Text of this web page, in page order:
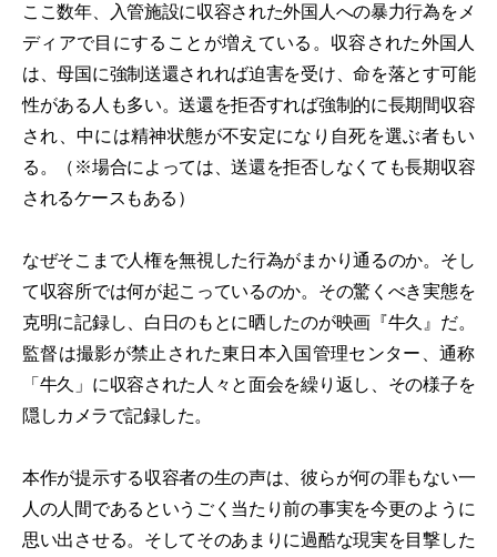
ここ数年、入管施設に収容された外国人への暴力行為をメ
ディアで目にすることが増えている。収容された外国人
は、母国に強制送還されれば迫害を受け、命を落とす可能
性がある人も多い。送還を拒否すれば強制的に長期間収容
され、中には精神状態が不安定になり自死を選ぶ者もい
る。（※場合によっては、送還を拒否しなくても長期収容
されるケースもある）
なぜそこまで人権を無視した行為がまかり通るのか。そし
て収容所では何が起こっているのか。その驚くべき実態を
克明に記録し、白日のもとに晒したのが映画『牛久』だ。
監督は撮影が禁止された東日本入国管理センター、通称
「牛久」に収容された人々と面会を繰り返し、その様子を
隠しカメラで記録した。
本作が提示する収容者の生の声は、彼らが何の罪もない一
人の人間であるというごく当たり前の事実を今更のように
思い出させる。そしてそのあまりに過酷な現実を目撃した